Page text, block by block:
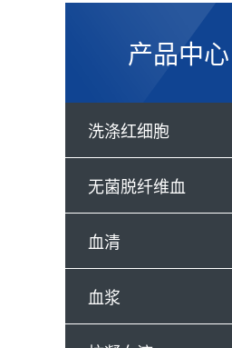
产品中心
洗涤红细胞
无菌脱纤维血
血清
血浆